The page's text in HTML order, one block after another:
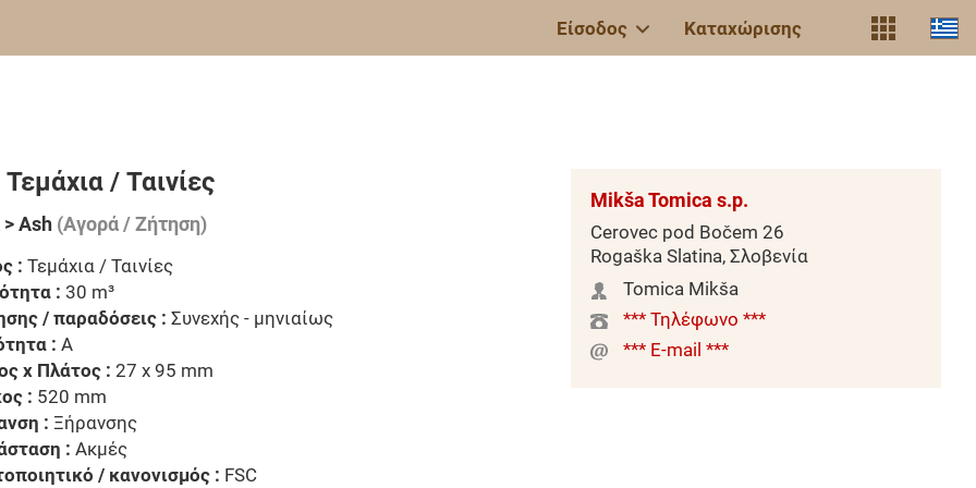
Είσοδος Καταχώρισης
/ Ταινίες
> Ash (Αγορά / Ζήτηση)
: Τεμάχια / Ταινίες
: 30 m³
/ παραδόσεις : Συνεχής - μηνιαίως
: A
x Πλάτος : 27 x 95 mm
: 520 mm
: Ξήρανσης
: Ακμές
/ κανονισμός : FSC
Mikša Tomica s.p.
Cerovec pod Bočem 26
Rogaška Slatina, Σλοβενία
Tomica Mikša
*** Τηλέφωνο ***
*** E-mail ***